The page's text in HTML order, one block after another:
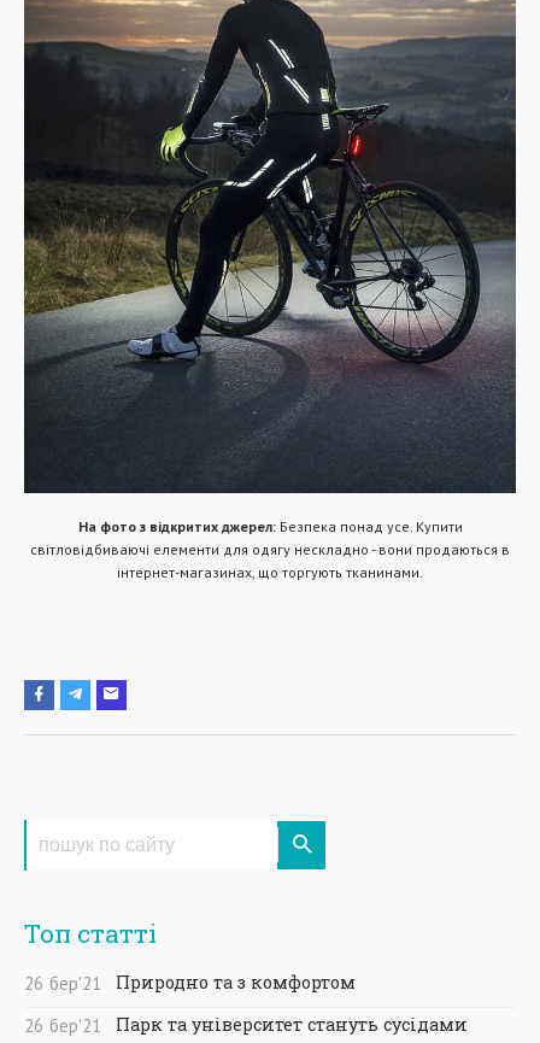
На фото з відкритих джерел:Безпека понад усе. Купити
світловідбиваючі елементи для одягу нескладно - вони продаються в
інтернет-магазинах, що торгують тканинами.
Топ статті
26 бер'21
Природно та з комфортом
26 бер'21
Парк та університет стануть сусідами